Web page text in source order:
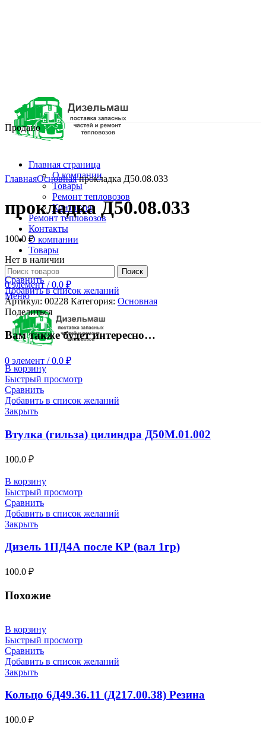
Главная страница
О компании
Товары
Ремонт тепловозов
Контакты
Ремонт тепловозов
Контакты
О компании
Товары
Поиск
0элемент / 0.0 ₽
Меню
0 элемент / 0.0 ₽
Продано
Нажмите, чтобы увеличить
ГлавнаяОсновнаяпрокладка Д50.08.033
прокладка Д50.08.033
100.0 ₽
Нет в наличии
Сравнить
Добавить в список желаний
Артикул: 00228 Категория: Основная
Поделиться
Вам также будет интересно…
В корзину
Быстрый просмотр
Сравнить
Добавить в список желаний
Закрыть
Втулка (гильза) цилиндра Д50М.01.002
100.0 ₽
В корзину
Быстрый просмотр
Сравнить
Добавить в список желаний
Закрыть
Дизель 1ПД4А после КР (вал 1гр)
100.0 ₽
Похожие
В корзину
Быстрый просмотр
Сравнить
Добавить в список желаний
Закрыть
Кольцо 6Д49.36.11 (Д217.00.38) Резина
100.0 ₽